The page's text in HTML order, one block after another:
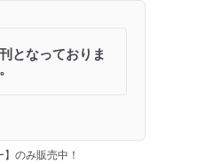
となっておりま
】のみ販売中！